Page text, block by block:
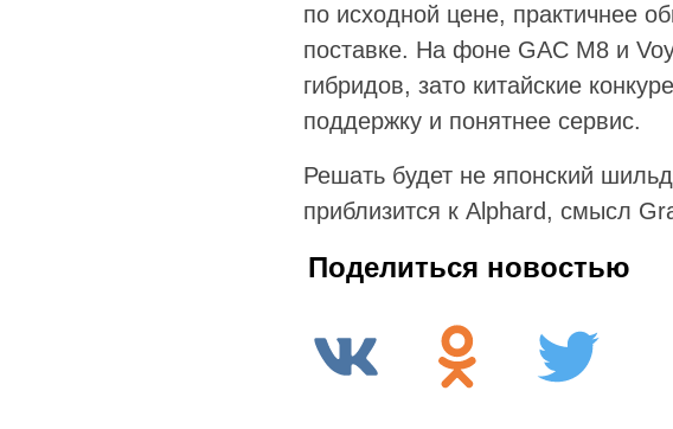
по исходной цене, практичнее
поставке. На фоне GAC M8 и
гибридов, зато китайские
поддержку и понятнее сервис.
Решать будет не японский
приблизится к Alphard, смысл
Поделиться новостью